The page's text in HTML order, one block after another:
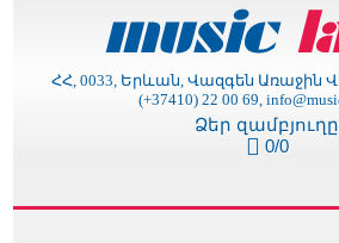
ՀՀ, 0033, Երևան, Վազգեն Առաջին
(+37410) 22 00 69,
Ձեր զամբյուղը
0/0